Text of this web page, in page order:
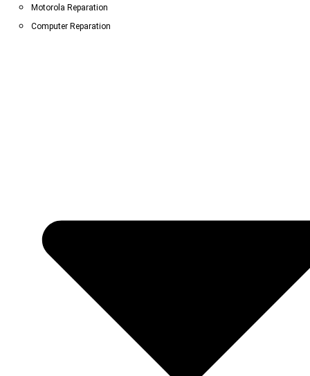
Motorola Reparation
Computer Reparation